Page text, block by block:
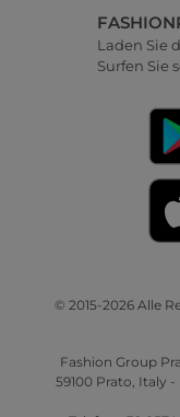
Laden Sie
Surfen Sie
© 2015-2026 Alle
Fashion Group
59100 Prato, Italy